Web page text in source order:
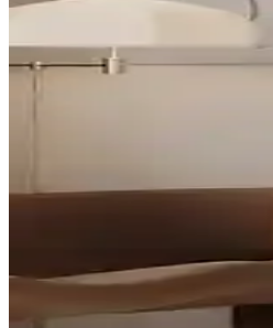
Ant Home'un iki farklı aynası,
Ant Home ve NeoStill Duvar
Nysamo Nice Beyaz ve Safir
Nysamo Nice Beyaz ve Safir Meşe
Ant Home ve Alfa Dekoratif
Ant Home'un ASİMETRİK75X40
Ant Home Alfa Dekoratif